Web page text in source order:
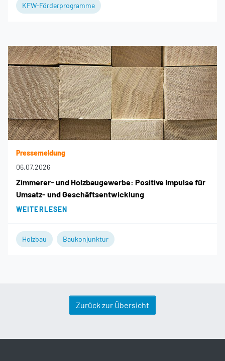
KFW-Förderprogramme
Pressemeldung
06.07.2026
Zimmerer- und Holzbaugewerbe: Positive Impulse für
Umsatz- und Geschäftsentwicklung
WEITERLESEN
Holzbau Baukonjunktur
Zurück zur Übersicht